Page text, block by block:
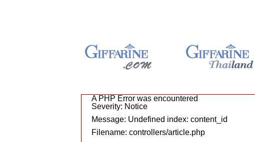
A PHP Error was encountered
Severity: Notice
Message: Undefined index: content_id
Filename: controllers/article.php